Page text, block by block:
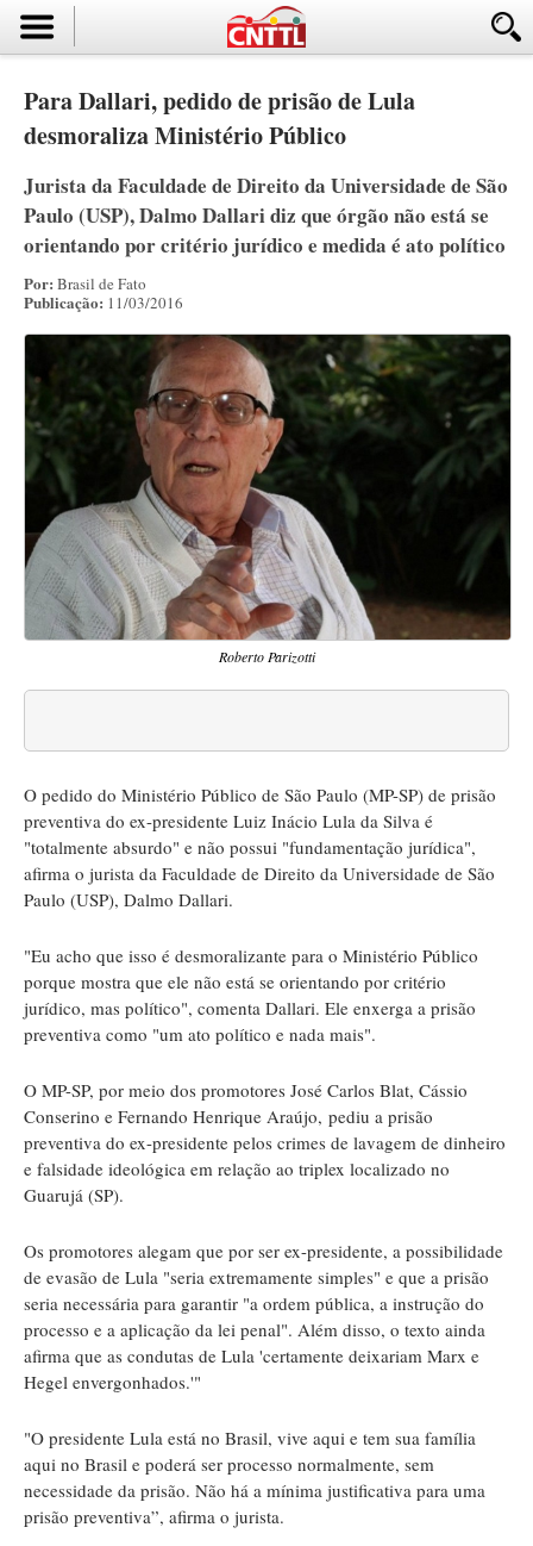
Para Dallari, pedido de prisão de Lula
desmoraliza Ministério Público
Jurista da Faculdade de Direito da Universidade de São
Paulo (USP), Dalmo Dallari diz que órgão não está se
orientando por critério jurídico e medida é ato político
Por: Brasil de Fato
Publicação: 11/03/2016
Roberto Parizotti
O pedido do Ministério Público de São Paulo (MP-SP) de prisão
preventiva do ex-presidente Luiz Inácio Lula da Silva é
"totalmente absurdo" e não possui "fundamentação jurídica",
afirma o jurista da Faculdade de Direito da Universidade de São
Paulo (USP), Dalmo Dallari.
"Eu acho que isso é desmoralizante para o Ministério Público
porque mostra que ele não está se orientando por critério
jurídico, mas político", comenta Dallari. Ele enxerga a prisão
preventiva como "um ato político e nada mais".
O MP-SP, por meio dos promotores José Carlos Blat, Cássio
Conserino e Fernando Henrique Araújo, pediu a prisão
preventiva do ex-presidente pelos crimes de lavagem de dinheiro
e falsidade ideológica em relação ao triplex localizado no
Guarujá (SP).
Os promotores alegam que por ser ex-presidente, a possibilidade
de evasão de Lula "seria extremamente simples" e que a prisão
seria necessária para garantir "a ordem pública, a instrução do
processo e a aplicação da lei penal". Além disso, o texto ainda
afirma que as condutas de Lula 'certamente deixariam Marx e
Hegel envergonhados.'"
"O presidente Lula está no Brasil, vive aqui e tem sua família
aqui no Brasil e poderá ser processo normalmente, sem
necessidade da prisão. Não há a mínima justificativa para uma
prisão preventiva”, afirma o jurista.